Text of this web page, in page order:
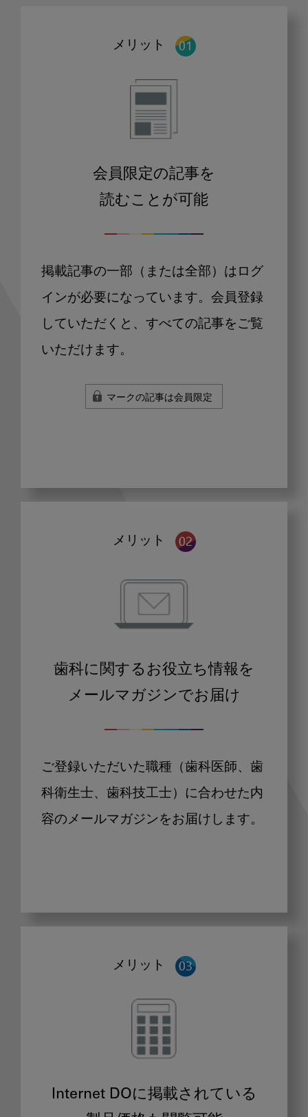
メリット
会員限定の記事を
読むことが可能
掲載記事の一部（または全部）はログ
インが必要になっています。会員登録
していただくと、すべての記事をご覧
いただけます。
マークの記事は会員限定
メリット
歯科に関するお役立ち情報を
メールマガジンでお届け
ご登録いただいた職種（歯科医師、歯
科衛生士、歯科技工士）に合わせた内
容のメールマガジンをお届けします。
メリット
Internet DOに掲載されている